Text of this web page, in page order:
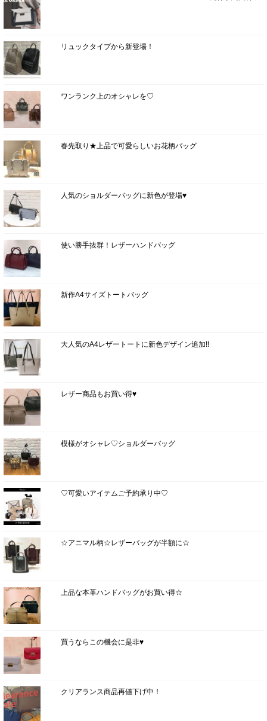
リュックタイプから新登場！
ワンランク上のオシャレを♡
春先取り★上品で可愛らしいお花柄バッグ
人気のショルダーバッグに新色が登場♥
使い勝手抜群！レザーハンドバッグ
新作A4サイズトートバッグ
大人気のA4レザートートに新色デザイン追加!!
レザー商品もお買い得♥
模様がオシャレ♡ショルダーバッグ
♡可愛いアイテムご予約承り中♡
☆アニマル柄☆レザーバッグが半額に☆
上品な本革ハンドバッグがお買い得☆
買うならこの機会に是非♥
クリアランス商品再値下げ中！